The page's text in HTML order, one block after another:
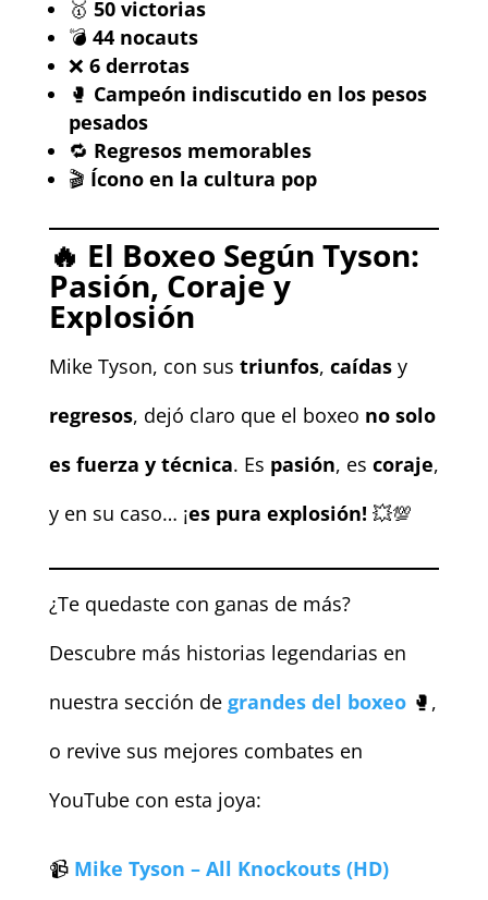
🥇 50 victorias
💣 44 nocauts
❌ 6 derrotas
🥊 Campeón indiscutido en los pesos
pesados
🔁 Regresos memorables
🎬 Ícono en la cultura pop
🔥 El Boxeo Según Tyson:
Pasión, Coraje y
Explosión
Mike Tyson, con sus triunfos, caídasy
regresos, dejó claro que el boxeo no solo
es fuerza y técnica. Es pasión, es coraje,
y en su caso… ¡es pura explosión! 💥💯
¿Te quedaste con ganas de más?
Descubre más historias legendarias en
nuestra sección de grandes del boxeo🥊,
o revive sus mejores combates en
YouTube con esta joya:
📹 Mike Tyson – All Knockouts (HD)